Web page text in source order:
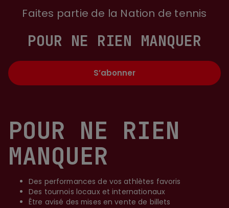
POUR NE RIEN
MANQUER
Des performances de vos athlètes favoris
Des tournois locaux et internationaux
Être avisé des mises en vente de billets
Faites partie de la Nation de tennis
POUR NE RIEN MANQUER
S’abonner